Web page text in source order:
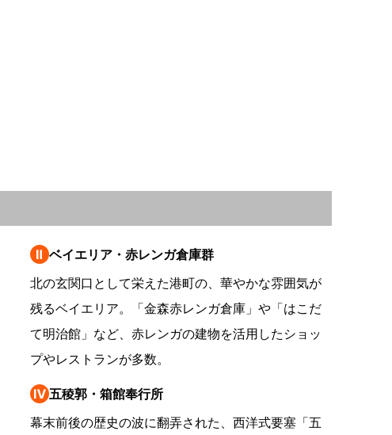
Ⅱ ベイエリア・赤レンガ倉庫群
北の玄関口として栄えた港町の、華やかな雰囲気が
残るベイエリア。「金森赤レンガ倉庫」や「はこだ
て明治館」など、赤レンガの建物を活用したショッ
プやレストランが多数。
Ⅳ五稜郭・箱館奉行所
幕末前後の歴史の波に翻弄された、西洋式要塞「五